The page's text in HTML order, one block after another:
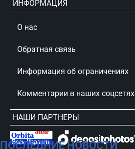
ПОСЛЕДНИЕ НОВОСТИ
ИНФОРМАЦИЯ
О нас
Обратная связь
Информация об ограничениях
Комментарии в наших соцсетях
НАШИ ПАРТНЕРЫ